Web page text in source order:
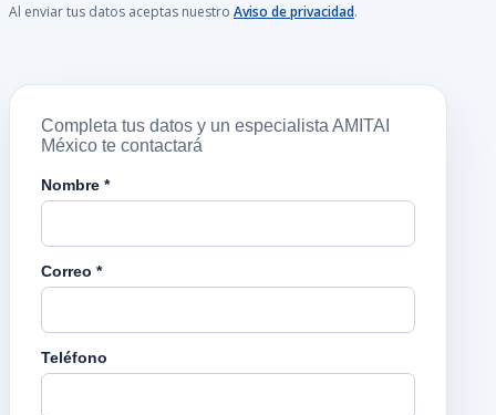
Al enviar tus datos aceptas nuestro Aviso de privacidad.